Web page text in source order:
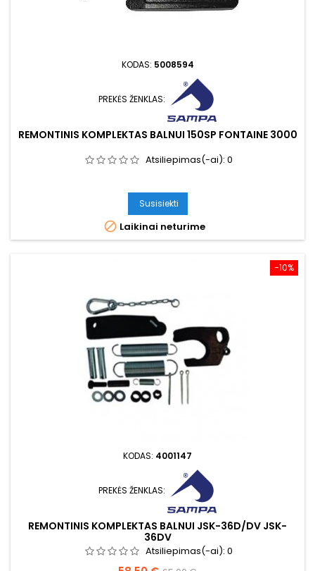
KODAS: 5008594
PREKĖS ŽENKLAS:
REMONTINIS KOMPLEKTAS BALNUI 150SP FONTAINE 3000
Atsiliepimas(-ai): 0
Susisiekti
 Laikinai neturime
−10%
KODAS: 4001147
PREKĖS ŽENKLAS:
REMONTINIS KOMPLEKTAS BALNUI JSK-36D/DV JSK-
36DV
Atsiliepimas(-ai): 0